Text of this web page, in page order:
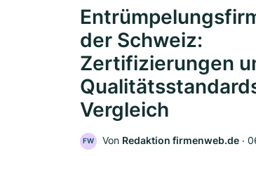
der Schweiz:
Zertifizierungen
Vergleich
FW Von Redaktion firmenweb.de ‧